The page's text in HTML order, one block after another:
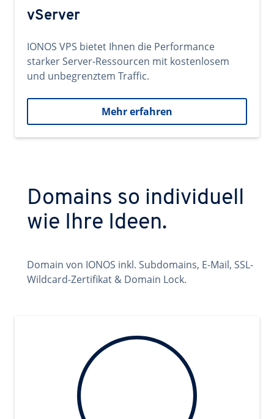
vServer
IONOS VPS bietet Ihnen die Performance
starker Server-Ressourcen mit kostenlosem
und unbegrenztem Traffic.
Mehr erfahren
Domains so individuell
wie Ihre Ideen.
Domain von IONOS inkl. Subdomains, E-Mail, SSL-
Wildcard-Zertifikat & Domain Lock.